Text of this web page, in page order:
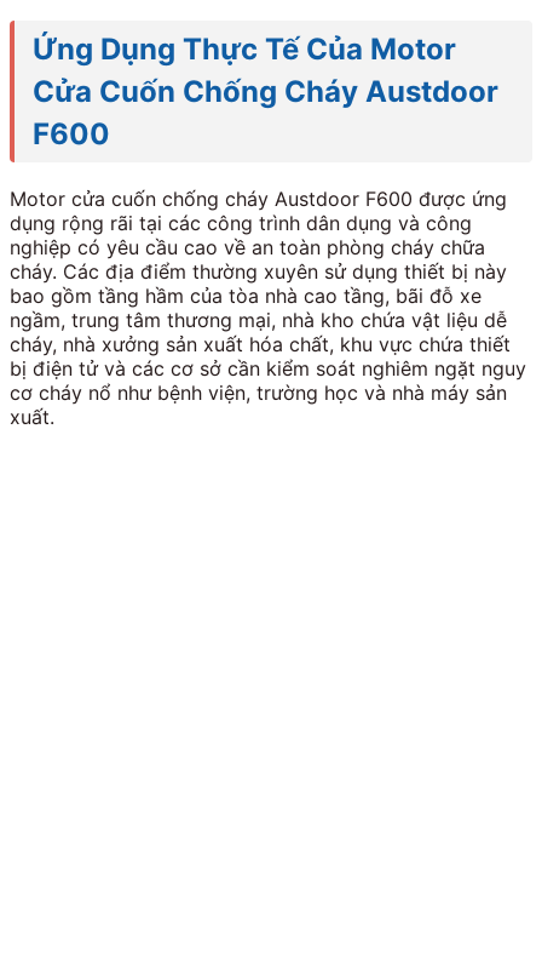
Ứng Dụng Thực Tế Của Motor
Cửa Cuốn Chống Cháy Austdoor
F600
Motor cửa cuốn chống cháy Austdoor F600 được ứng
dụng rộng rãi tại các công trình dân dụng và công
nghiệp có yêu cầu cao về an toàn phòng cháy chữa
cháy. Các địa điểm thường xuyên sử dụng thiết bị này
bao gồm tầng hầm của tòa nhà cao tầng, bãi đỗ xe
ngầm, trung tâm thương mại, nhà kho chứa vật liệu dễ
cháy, nhà xưởng sản xuất hóa chất, khu vực chứa thiết
bị điện tử và các cơ sở cần kiểm soát nghiêm ngặt nguy
cơ cháy nổ như bệnh viện, trường học và nhà máy sản
xuất.